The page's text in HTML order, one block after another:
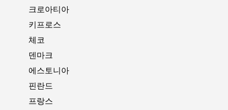
크로아티아
키프로스
체코
덴마크
에스토니아
핀란드
프랑스